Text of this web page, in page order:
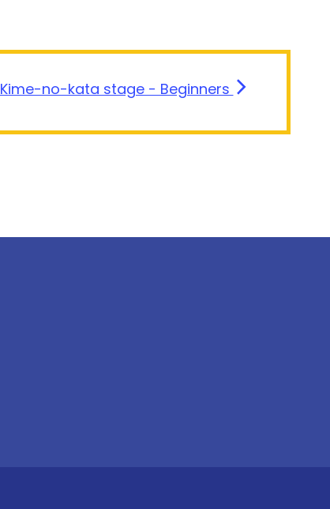
Kime-no-kata stage - Beginners